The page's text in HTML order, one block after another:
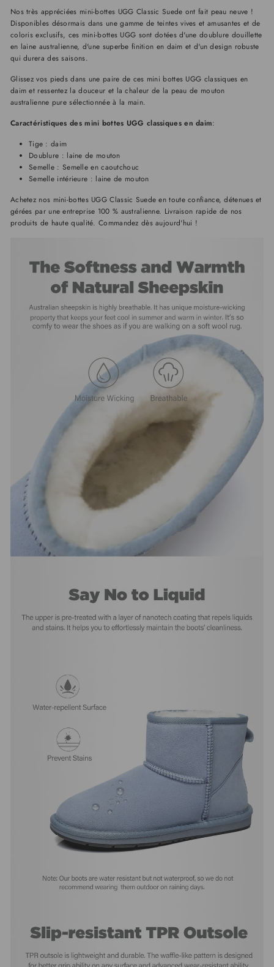
Nos très appréciées mini-bottes UGG Classic Suede ont fait peau neuve !
Disponibles désormais dans une gamme de teintes vives et amusantes et de
coloris exclusifs, ces mini-bottes UGG sont dotées d'une doublure douillette
en laine australienne, d'une superbe finition en daim et d'un design robuste
qui durera des saisons.
Glissez vos pieds dans une paire de ces mini bottes UGG classiques en
daim et ressentez la douceur et la chaleur de la peau de mouton
australienne pure sélectionnée à la main.
Caractéristiques des mini bottes UGG classiques en daim:
Tige : daim
Doublure : laine de mouton
Semelle : Semelle en caoutchouc
Semelle intérieure : laine de mouton
Achetez nos mini-bottes UGG Classic Suede en toute confiance, détenues et
gérées par une entreprise 100 % australienne. Livraison rapide de nos
produits de haute qualité. Commandez dès aujourd'hui !